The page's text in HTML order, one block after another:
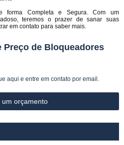
forma Completa e Segura. Com um
teremos o prazer de sanar suas
em contato para saber mais.
Preço de Bloqueadores
aqui e entre em contato por email.
um orçamento